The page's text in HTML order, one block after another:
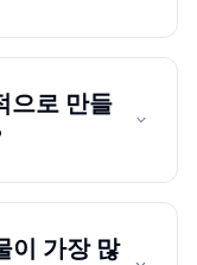
으로 만들
이 가장 많